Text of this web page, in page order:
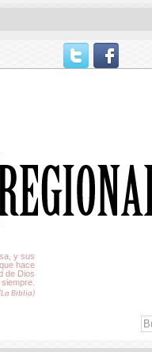
y sus
hace
de Dios
Biblia)